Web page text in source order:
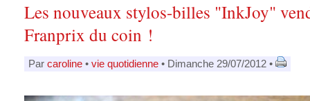
Les nouveaux stylos-billes "InkJoy"
Franprix du coin !
Par caroline • vie quotidienne • Dimanche 29/07/2012 •